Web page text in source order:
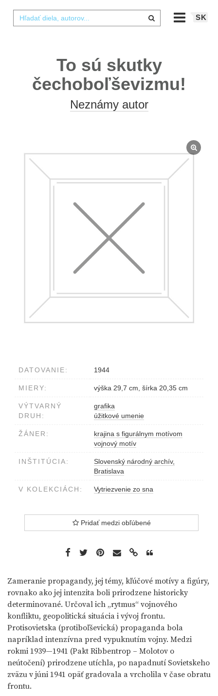
SK
To sú skutky
čechoboľševizmu!
Neznámy autor
DATOVANIE: 1944
MIERY: výška 29,7 cm, šírka 20,35 cm
VÝTVARNÝ
DRUH:
grafika
úžitkové umenie
ŽÁNER:
krajina s figurálnym motívom
vojnový motív
INŠTITÚCIA:
Slovenský národný archív,
Bratislava
V KOLEKCIÁCH: Vytriezvenie zo sna
Pridať medzi obľúbené
Zameranie propagandy, jej témy, kľúčové motívy a figúry,
rovnako ako jej intenzita boli prirodzene historicky
determinované. Určoval ich „rytmus“ vojnového
konfliktu, geopolitická situácia i vývoj frontu.
Protisovietska (protiboľševická) propaganda bola
napríklad intenzívna pred vypuknutím vojny. Medzi
rokmi 1939—1941 (Pakt Ribbentrop – Molotov o
neútočení) prirodzene utíchla, po napadnutí Sovietskeho
zväzu v júni 1941 opäť gradovala a vrcholila v čase obratu
frontu.